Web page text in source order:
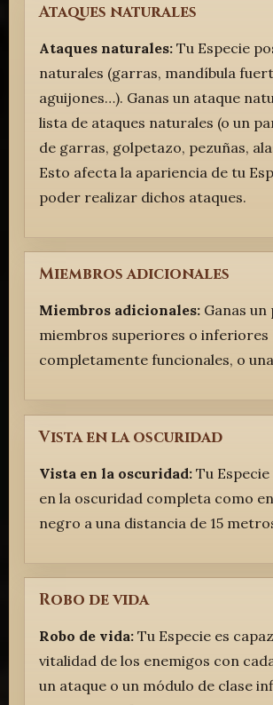
Ataques naturales
Ataques naturales:Tu Especie
naturales (garras, mandíbula
aguijones…). Ganas un ataque
lista de ataques naturales (o un
de garras, golpetazo, pezuñas,
Esto afecta la apariencia de tu
poder realizar dichos ataques.
Miembros adicionales
Miembros adicionales:Ganas un
miembros superiores o inferiores
completamente funcionales, o
Vista en la oscuridad
Vista en la oscuridad:Tu Especie
en la oscuridad completa como
negro a una distancia de 15
Robo de vida
Robo de vida:Tu Especie es
vitalidad de los enemigos con
un ataque o un módulo de clase